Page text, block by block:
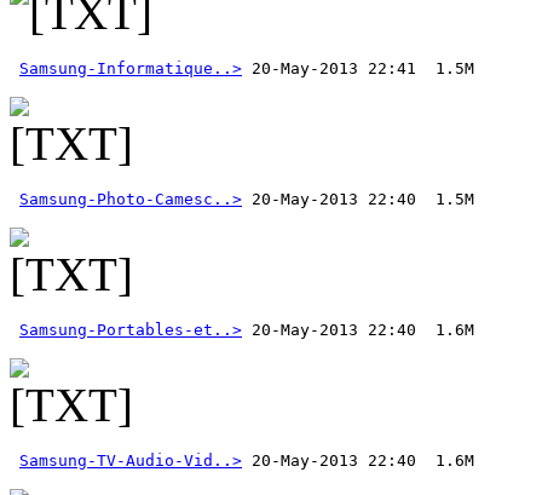
Samsung-Informatique..>
Samsung-Photo-Camesc..>
Samsung-Portables-et..>
Samsung-TV-Audio-Vid..>